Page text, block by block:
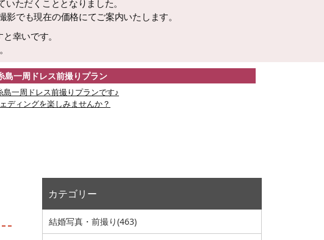
ただくこととなりました。
でも現在の価格にてご案内いたします。
幸いです。
島一周ドレス前撮りプラン
一周ドレス前撮りプランです♪
ディングを楽しみませんか？
カテゴリー
結婚写真・前撮り(463)